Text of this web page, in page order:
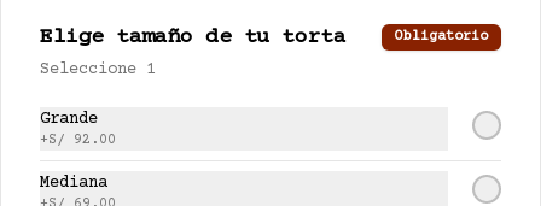
S/ 72.00
Bizcocho casero de chocolate,
relleno con manjar, mouse de
chocolate, leche condensada y
Elige tamaño de tu torta Obligatorio
Seleccione 1
Grande
+S/ 92.00
Mediana